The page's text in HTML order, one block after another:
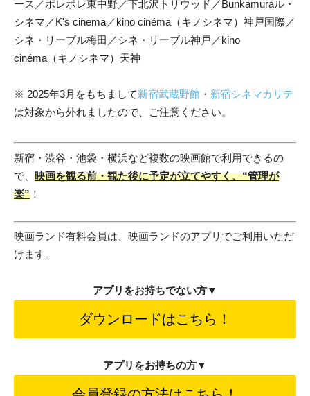
ース／ポレポレ東中野／下北沢トリウッド／Bunkamuraル・
シネマ／K's cinema／kino cinéma（キノシネマ）神戸国際／
シネ・リーブル梅田／シネ・リーブル神戸／kino
cinéma（キノシネマ）天神
※ 2025年3月をもちまして新宿武蔵野館 ・ 新宿シネマカリテ
は対象から外れましたので、ご注意ください。
新宿・渋谷・池袋・横浜など複数の映画館で利用できるの
で、 映画を観る前・観た後に予定が立てやすく、“管理が
楽” ！
映画ランド有料会員は、映画ランドのアプリでご利用いただ
けます。
アプリをお持ちでない方▼
ダウンロードはこちら！
アプリをお持ちの方▼